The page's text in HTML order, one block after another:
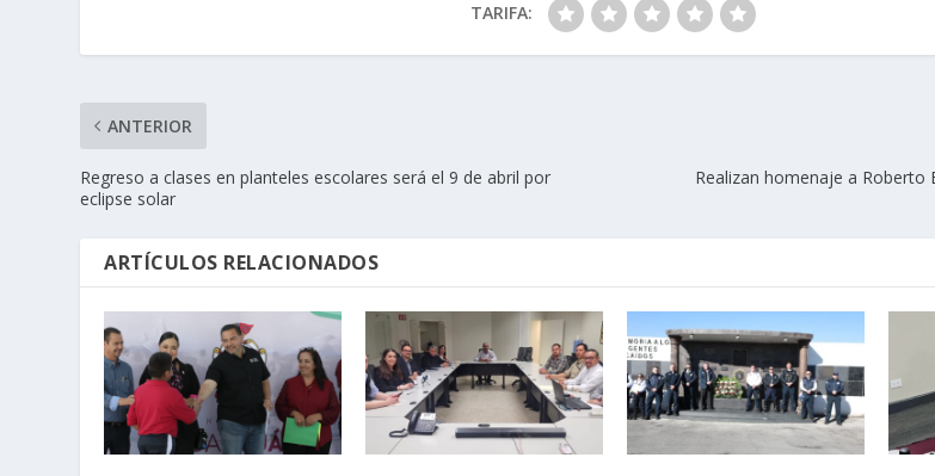
TARIFA:
ANTERIOR
Regreso a clases en planteles escolares será el 9 de abril por
eclipse solar
Realizan homenaje a
ARTÍCULOS RELACIONADOS